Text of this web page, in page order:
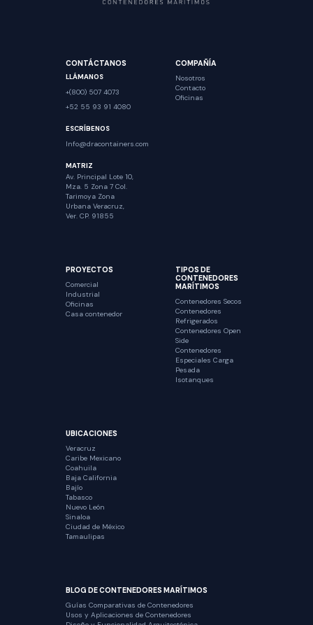
CONTÁCTANOS
LLÁMANOS
+(800) 507 4073
+52 55 93 91 4080
ESCRÍBENOS
Info@dracontainers.com
MATRIZ
Av. Principal Lote 10,
Mza. 5 Zona 7 Col.
Tarimoya Zona
Urbana Veracruz,
Ver. CP. 91855
COMPAÑÍA
Nosotros
Contacto
Oficinas
PROYECTOS
Comercial
Industrial
Oficinas
Casa contenedor
TIPOS DE
CONTENEDORES
MARÍTIMOS
Contenedores Secos
Contenedores
Refrigerados
Contenedores Open
Side
Contenedores
Especiales Carga
Pesada
Isotanques
UBICACIONES
Veracruz
Caribe Mexicano
Coahuila
Baja California
Bajío
Tabasco
Nuevo León
Sinaloa
Ciudad de México
Tamaulipas
BLOG DE CONTENEDORES MARÍTIMOS
Guías Comparativas de Contenedores
Usos y Aplicaciones de Contenedores